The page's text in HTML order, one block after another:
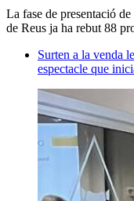
La fase de presentació
de Reus ja ha rebut 88
Surten a la venda
espectacle que